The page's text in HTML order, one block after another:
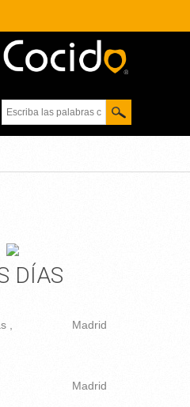
Escriba las palabras
clave.
DÍAS
Madrid
Madrid